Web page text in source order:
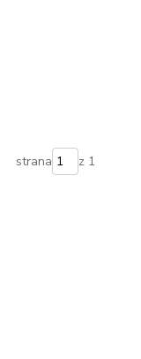
strana z 1